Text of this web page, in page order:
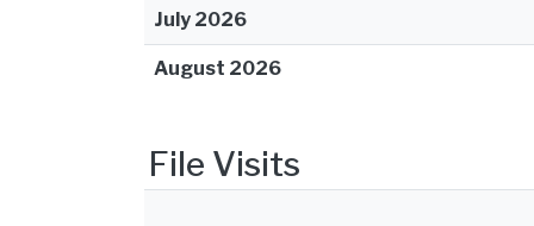
July 2026
August 2026
File Visits